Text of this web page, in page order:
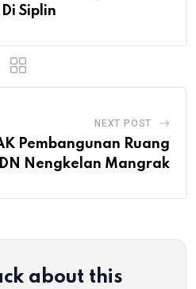
Siplin
NEXT POST
Pembangunan Ruang
Nengkelan Mangrak
about this